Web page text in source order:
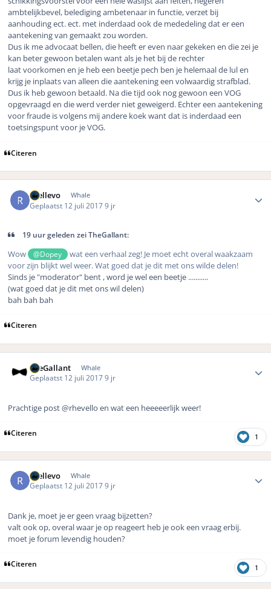
ambtelijkbevel, belediging ambetenaar in functie, verzet bij
aanhouding ect. ect. met inderdaad ook de mededeling dat er een
aantekening van gemaakt zou worden.
Dus ik me advocaat bellen, die heeft er even naar gekeken en die zei je
kan beter gewoon betalen want als je het bij de rechter
laat voorkomen en je heb een beetje pech ben je helemaal de lul en
krijg je inplaats van alleen die aantekening een volwaardig strafblad.
Dus ik heb gewoon betaald. Na die tijd ook nog gewoon een VOG
opgevraagd en die werd verder niet geweigerd. Echter een aantekening
voor fraude is volgens mij andere koek want dat is inderdaad een
toetsingspunt voor je VOG.
Citeren
rhellevo Whale
Geplaatst 12 juli 20179 jr
19 uur geleden zei TheGallant:
Wow @Dopey
wat een verhaal zeg! Je moet echt overal waakzaam
voor zijn blijkt wel weer. Wat goed dat je dit met ons wilde delen!
Sinds je "moderator" bent , word je wel een beetje ...........
(wat goed dat je dit met ons wil delen)
bah bah bah
Citeren
TheGallant Whale
Geplaatst 12 juli 20179 jr
Prachtige post @rhevello en wat een heeeeerlijk weer!
Citeren 1
rhellevo Whale
Geplaatst 12 juli 20179 jr
Dank je, moet je er geen vraag bijzetten?
valt ook op, overal waar je op reageert heb je ook een vraag erbij.
moet je forum levendig houden?
Citeren 1